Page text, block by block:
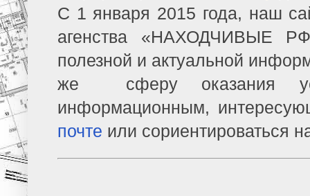
С 1 января 2015 года, наш
агенства «НАХОДЧИВЫЕ
полезной и актуальной
же сферу оказания
информационным,
почте или сориентироваться